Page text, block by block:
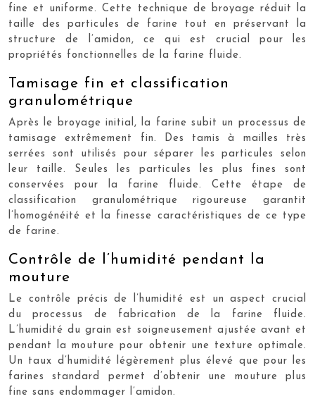
fine et uniforme. Cette technique de broyage réduit la
taille des particules de farine tout en préservant la
structure de l’amidon, ce qui est crucial pour les
propriétés fonctionnelles de la farine fluide.
Tamisage fin et classification
granulométrique
Après le broyage initial, la farine subit un processus de
tamisage extrêmement fin. Des tamis à mailles très
serrées sont utilisés pour séparer les particules selon
leur taille. Seules les particules les plus fines sont
conservées pour la farine fluide. Cette étape de
classification granulométrique rigoureuse garantit
l’homogénéité et la finesse caractéristiques de ce type
de farine.
Contrôle de l’humidité pendant la
mouture
Le contrôle précis de l’humidité est un aspect crucial
du processus de fabrication de la farine fluide.
L’humidité du grain est soigneusement ajustée avant et
pendant la mouture pour obtenir une texture optimale.
Un taux d’humidité légèrement plus élevé que pour les
farines standard permet d’obtenir une mouture plus
fine sans endommager l’amidon.